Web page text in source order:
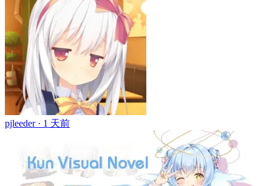
pjleeder · 1 天前